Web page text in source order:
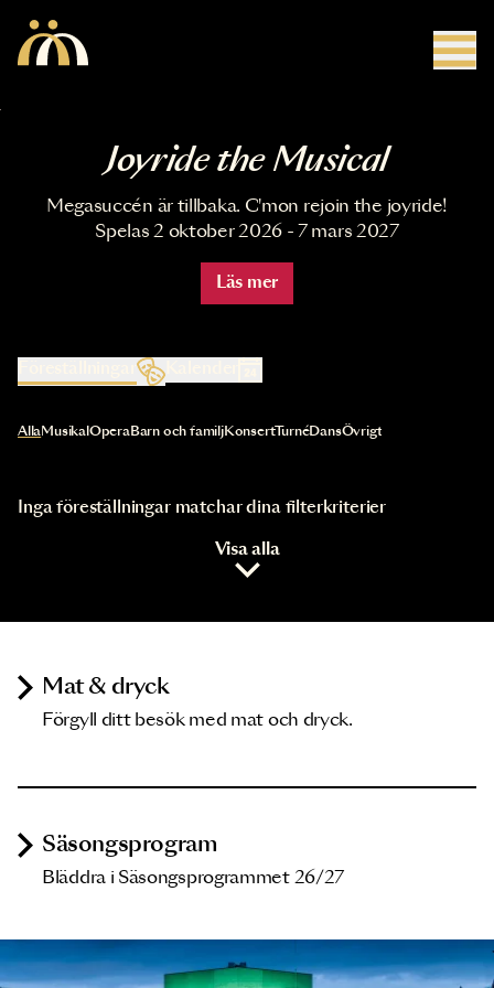
Joyride the Musical
Megasuccén är tillbaka. C'mon rejoin the joyride!
Spelas 2 oktober 2026 - 7 mars 2027
Läs mer
Kalender
Val av kategori uppdaterar innehållet automatiskt
AllaMusikal OperaBarn och familjKonsertTurnéDansÖvrigt
Inga föreställningar matchar dina filterkriterier
Visa alla
Mat & dryck
Förgyll ditt besök med mat och dryck.
Säsongsprogram
Bläddra i Säsongsprogrammet 26/27